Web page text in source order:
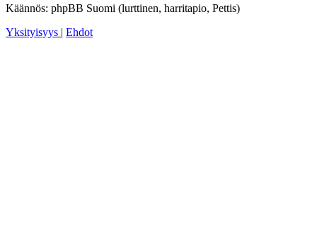
Käännös: phpBB Suomi (lurttinen, harritapio, Pettis)
Yksityisyys
Ehdot